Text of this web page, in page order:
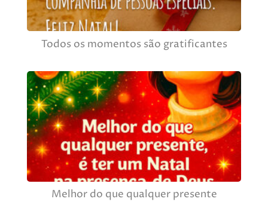
Todos os momentos são gratificantes
Melhor do que qualquer presente